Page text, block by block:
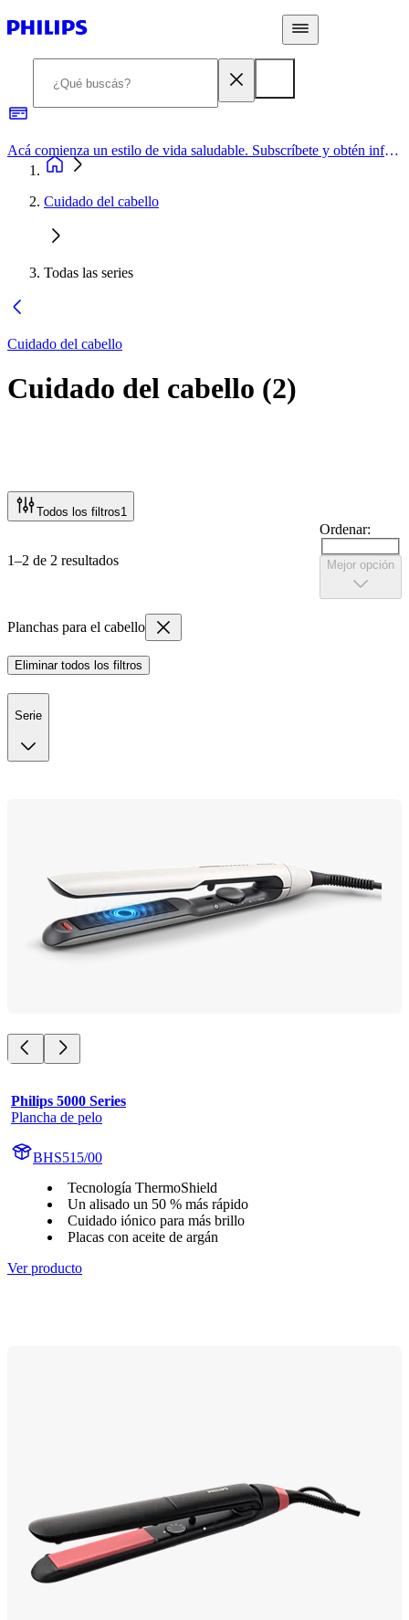
Acá comienza un estilo de vida saludable. Subscríbete y obtén información de primera mano
Cuidado del cabello
Todas las series
Cuidado del cabello
Cuidado del cabello (2)
Todos los filtros1
1–2 de 2 resultados
Ordenar:
Mejor opción
Planchas para el cabello
Eliminar todos los filtros
Serie
Philips 5000 Series
Plancha de pelo
BHS515/00
Tecnología ThermoShield
Un alisado un 50 % más rápido
Cuidado iónico para más brillo
Placas con aceite de argán
Ver producto